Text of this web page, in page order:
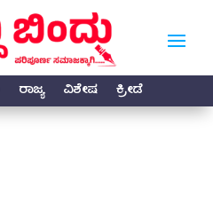
ರಾಜ್ಯ ವಿಶೇಷ ಕ್ರೀಡೆ